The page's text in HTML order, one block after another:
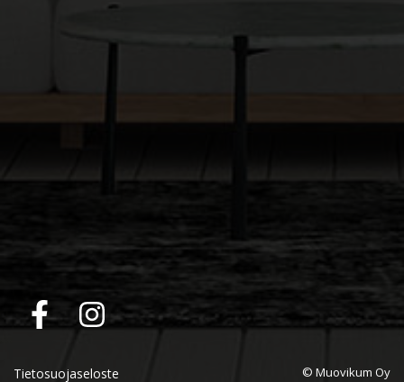
Tietosuojaseloste © Muovikum Oy